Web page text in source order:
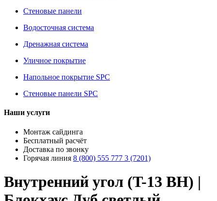
Стеновые панели
Водосточная система
Дренажная система
Уличное покрытие
Напольное покрытие SPC
Стеновые панели SPC
Наши услуги
Монтаж сайдинга
Бесплатный расчёт
Доставка по звонку
Горячая линия 8 (800) 555 777 3 (7201)
Внутренний угол (T-13 BH) |